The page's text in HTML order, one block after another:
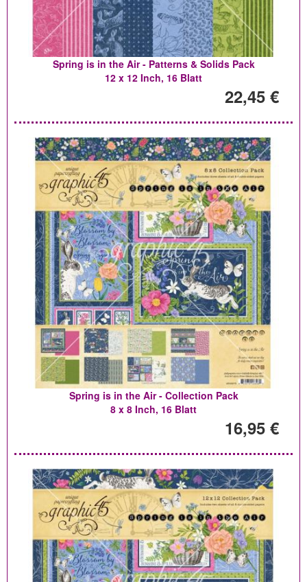
Spring is in the Air - Patterns & Solids Pack
12 x 12 Inch, 16 Blatt
22,45 €
Spring is in the Air - Collection Pack
8 x 8 Inch, 16 Blatt
16,95 €